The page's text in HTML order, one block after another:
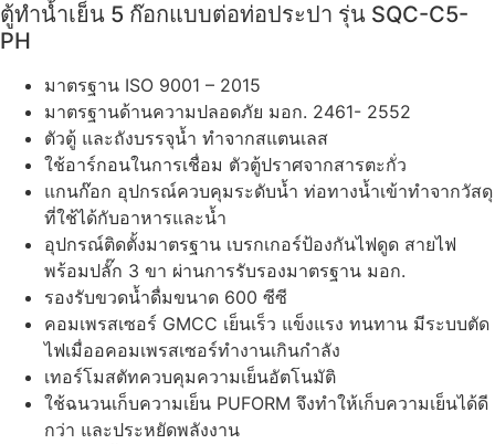
ตู้ทำน้ำเย็น 5 ก๊อกแบบต่อท่อประปา รุ่น SQC-C5-
PH
มาตรฐาน ISO 9001 – 2015
มาตรฐานด้านความปลอดภัย มอก. 2461- 2552
ตัวตู้ และถังบรรจุน้ำ ทำจากสแตนเลส
ใช้อาร์กอนในการเชื่อม ตัวตู้ปราศจากสารตะกั่ว
แกนก๊อก อุปกรณ์ควบคุมระดับน้ำ ท่อทางน้ำเข้าทำจากวัสดุ
ที่ใช้ได้กับอาหารและน้ำ
อุปกรณ์ติดตั้งมาตรฐาน เบรกเกอร์ป้องกันไฟดูด สายไฟ
พร้อมปลั๊ก 3 ขา ผ่านการรับรองมาตรฐาน มอก.
รองรับขวดน้ำดื่มขนาด 600 ซีซี
คอมเพรสเซอร์ GMCC เย็นเร็ว แข็งแรง ทนทาน มีระบบตัด
ไฟเมื่ออคอมเพรสเซอร์ทำงานเกินกำลัง
เทอร์โมสตัทควบคุมความเย็นอัตโนมัติ
ใช้ฉนวนเก็บความเย็น PUFORM จึงทำให้เก็บความเย็นได้ดี
กว่า และประหยัดพลังงาน